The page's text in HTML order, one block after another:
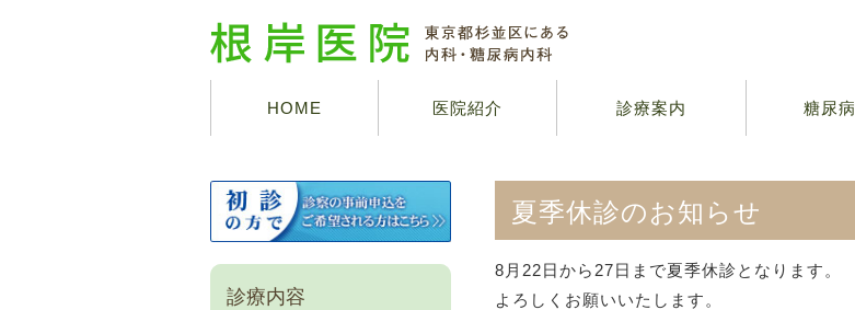
HOME 医院紹介 診療案内 糖尿病
夏季休診のお知らせ
8月22日から27日まで夏季休診となります。
よろしくお願いいたします。
診療内容